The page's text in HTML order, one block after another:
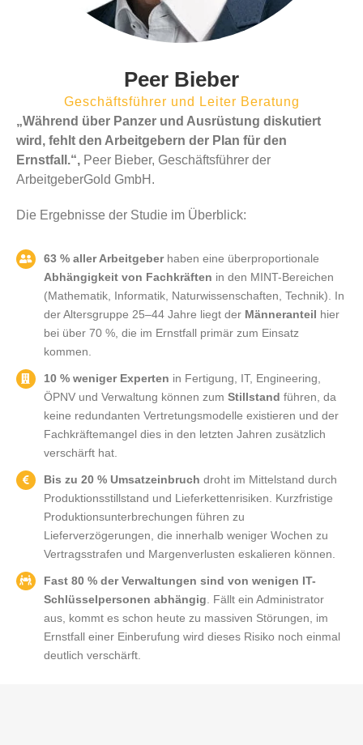
Peer Bieber
Geschäftsführer und Leiter Beratung
„Während über Panzer und Ausrüstung diskutiert
wird, fehlt den Arbeitgebern der Plan für den
Ernstfall.“,Peer Bieber, Geschäftsführer der
ArbeitgeberGold GmbH.
Die Ergebnisse der Studie im Überblick:
63 % aller Arbeitgeberhaben eine überproportionale
Abhängigkeit von Fachkräften in den MINT-Bereichen
(Mathematik, Informatik, Naturwissenschaften, Technik). In
der Altersgruppe 25–44 Jahre liegt der Männeranteil hier
bei über 70 %, die im Ernstfall primär zum Einsatz
kommen.
10 % weniger Experten in Fertigung, IT, Engineering,
ÖPNV und Verwaltung können zum Stillstand führen, da
keine redundanten Vertretungsmodelle existieren und der
Fachkräftemangel dies in den letzten Jahren zusätzlich
verschärft hat.
Bis zu 20 % Umsatzeinbruch droht im Mittelstand durch
Produktionsstillstand und Lieferkettenrisiken. Kurzfristige
Produktionsunterbrechungen führen zu
Lieferverzögerungen, die innerhalb weniger Wochen zu
Vertragsstrafen und Margenverlusten eskalieren können.
Fast 80 % der Verwaltungen sind von wenigen IT-
Schlüsselpersonen abhängig . Fällt ein Administrator
aus, kommt es schon heute zu massiven Störungen, im
Ernstfall einer Einberufung wird dieses Risiko noch einmal
deutlich verschärft.